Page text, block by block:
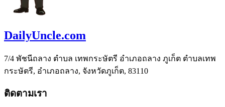
DailyUncle.com
7/4 พัชนีถลาง ตำบล เทพกระษัตรี อำเภอถลาง ภูเก็ต ตำบลเทพ
กระษัตรี, อำเภอถลาง, จังหวัดภูเก็ต, 83110
ติดตามเรา